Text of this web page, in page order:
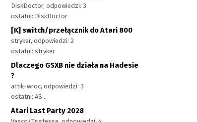
DiskDoctor, odpowiedzi: 3
ostatni: DiskDoctor
[K] switch/przełącznik do Atari 800
stryker, odpowiedzi: 2
ostatni: stryker
Dlaczego GSXB nie działa na Hadesie
?
artik-wroc, odpowiedzi: 3
ostatni: AS...
Atari Last Party 2028